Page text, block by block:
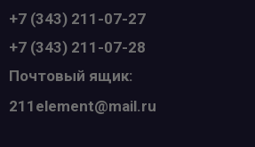
+7 (343) 211-07-27
+7 (343) 211-07-28
Почтовый ящик:
211element@mail.ru